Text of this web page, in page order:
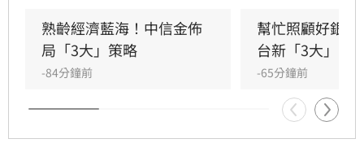
控總經理林維俊指出，論壇邁入第五年，致力協
助企業將永續轉化為國際競爭力。會中上銀、強
茂、宏碁及金寶等指標企業分享低碳實踐經驗。
台新新光金控憑藉優異的永續績效，不僅連續三
年獲標普全球永續年鑑銀行業全球前1%，更獲
MSCI ESG AAA最高評級，展現其帶領產業接軌
熟齡經濟藍海！中信金佈
局「3大」策略
-84分鐘前
幫忙照顧好銀
台新「3大」防
-65分鐘前